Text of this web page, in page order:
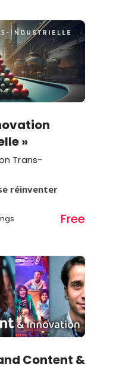
»
Trans-
réinventer
Free
Content &